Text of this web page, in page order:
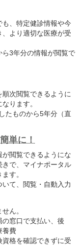
、特定健診情報や今
より適切な医療が受
3年分の情報が閲覧で
次閲覧できるように
ります。
たものから5年分（直
単に！
閲覧できるようにな
きで、マイナポータル
す。
て、閲覧・自動入力
ん。
の窓口で支払い、後
養費
資格を確認できずに受